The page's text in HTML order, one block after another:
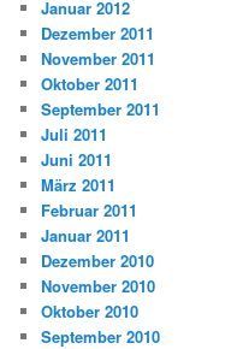
Januar 2012
Dezember 2011
November 2011
Oktober 2011
September 2011
Juli 2011
Juni 2011
März 2011
Februar 2011
Januar 2011
Dezember 2010
November 2010
Oktober 2010
September 2010